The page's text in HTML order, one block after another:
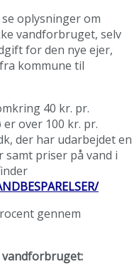
oplysninger om
vandforbruget, selv
for den nye ejer,
kommune til
40 kr. pr.
over 100 kr. pr.
der har udarbejdet en
samt priser på vand i
gennem
vandforbruget: